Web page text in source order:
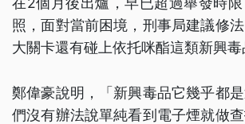
照，面對當前困境，刑事局建議修
大關卡還有碰上依托咪酯這類新興毒
鄭偉豪說明，「新興毒品它幾乎都
們沒有辦法說單純看到電子煙就做